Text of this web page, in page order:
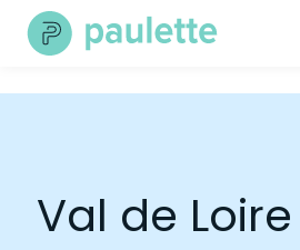
Skip
Val de